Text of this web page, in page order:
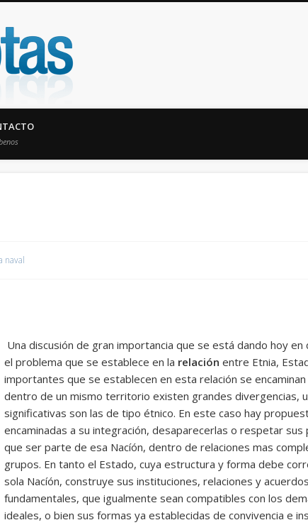
naval
Una discusión de gran importancia que se está dando hoy
el problema que se establece en la relación entre Etnia,
importantes que se establecen en esta relación se encaminan
dentro de un mismo territorio existen grandes divergencias,
significativas son las de tipo étnico. En este caso hay
encaminadas a su integración, desaparecerlas o respetar
que ser parte de esa Nacíón, dentro de relaciones mas
grupos. En tanto el Estado, cuya estructura y forma debe
sola Nacíón, construye sus instituciones, relaciones y
fundamentales, que igualmente sean compatibles con los
ideales, o bien sus formas ya establecidas de convivencia e